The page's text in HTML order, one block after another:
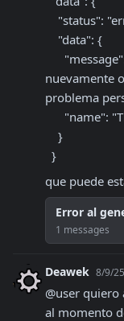
nuevamente
problema
  }
que puede
Error al
1 messages
Deawek 8/9/
@user quiero
al momento